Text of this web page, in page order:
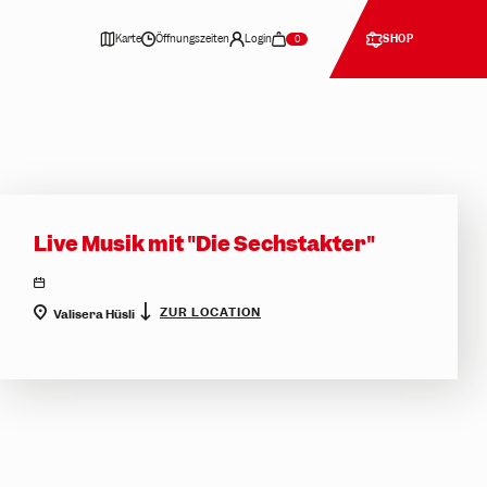
Karte Öffnungszeiten Login 0 SHOP
Live Musik mit "Die Sechstakter"
location
Valisera Hüsli ZUR LOCATION